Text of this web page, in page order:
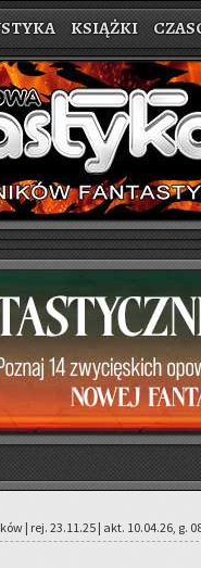
KSIĄŻKI
| rej. 23.11.25 | akt. 10.04.26, g.